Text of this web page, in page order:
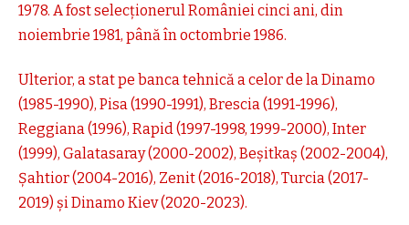
1978. A fost selecționerul României cinci ani, din
noiembrie 1981, până în octombrie 1986.
Ulterior, a stat pe banca tehnică a celor de la Dinamo
(1985-1990), Pisa (1990-1991), Brescia (1991-1996),
Reggiana (1996), Rapid (1997-1998, 1999-2000), Inter
(1999), Galatasaray (2000-2002), Beșitkaș (2002-2004),
Șahtior (2004-2016), Zenit (2016-2018), Turcia (2017-
2019) și Dinamo Kiev (2020-2023).